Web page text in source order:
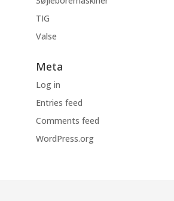
TIG
Valse
Meta
Log in
Entries feed
Comments feed
WordPress.org